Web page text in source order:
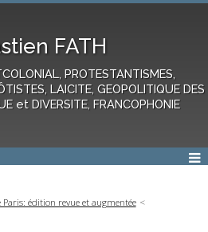
FATH
PROTESTANTISMES,
LAICITE, GEOPOLITIQUE DES
et DIVERSITE, FRANCOPHONIE
édition revue et augmentée